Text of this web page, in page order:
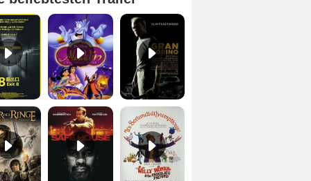
Exit 8 Trailer DF Aladdin Trailer OV
Der Herr der Ringe - Die Rückkehr des Königs Trailer OV Safe House Trailer DF Charlie und die Schokoladenfabrik Trailer OV